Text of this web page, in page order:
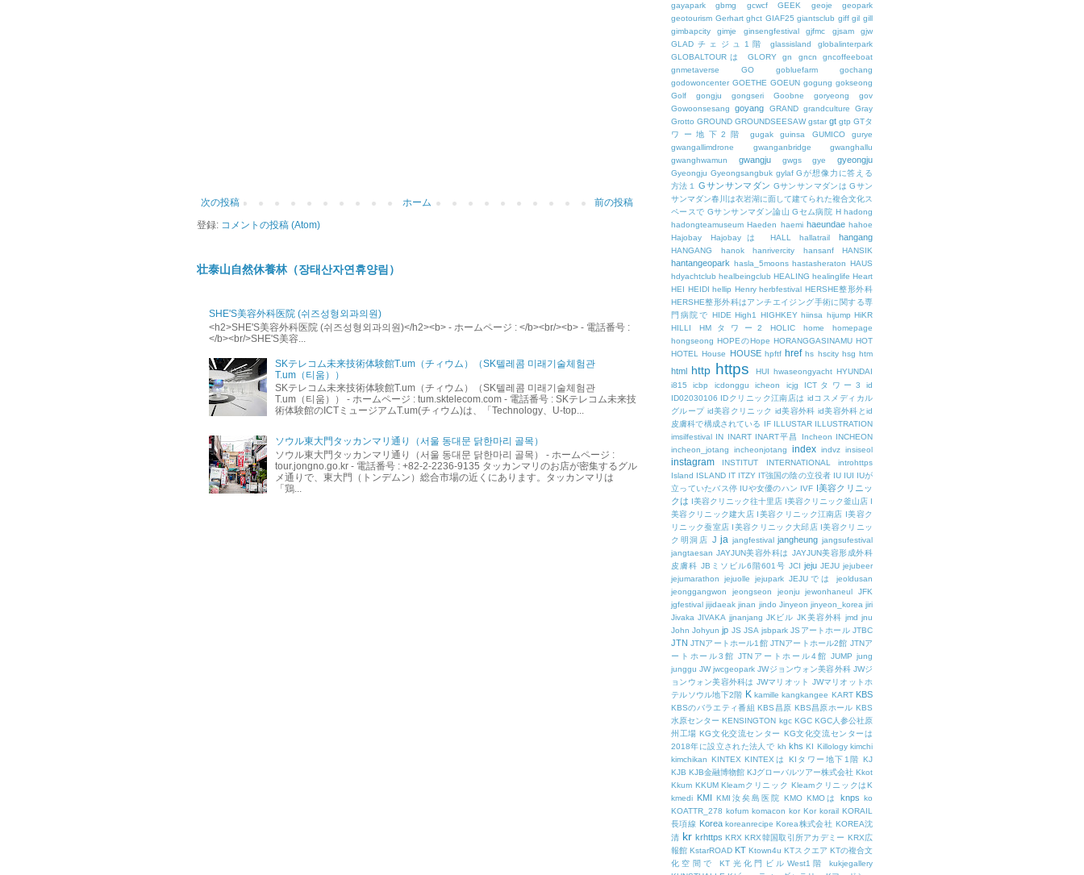
次の投稿 前の投稿
ホーム
登録: コメントの投稿 (Atom)
壮泰山自然休養林（장태산자연휴양림）
SHE'S美容外科医院 (쉬즈성형외과의원)
<h2>SHE'S美容外科医院 (쉬즈성형외과의원)</h2><b> - ホームページ : </b><br/><b> - 電話番号 :
</b><br/>SHE'S美容...
SKテレコム未来技術体験館T.um（チィウム）（SK텔레콤 미래기술체험관
T.um（티움））
SKテレコム未来技術体験館T.um（チィウム）（SK텔레콤 미래기술체험관
T.um（티움）） - ホームページ : tum.sktelecom.com - 電話番号 : SKテレコム未来技
術体験館のICTミュージアムT.um(チィウム)は、「Technology、U-top...
ソウル東大門タッカンマリ通り（서울 동대문 닭한마리 골목）
ソウル東大門タッカンマリ通り（서울 동대문 닭한마리 골목） - ホームページ :
tour.jongno.go.kr - 電話番号 : +82-2-2236-9135 タッカンマリのお店が密集するグル
メ通りで、東大門（トンデムン）総合市場の近くにあります。タッカンマリは
「鶏...
gayapark
gbmg gcwcf GEEK geoje
geopark
geotourism Gerhart ghct GIAF25 giantsclub giff gil gill
gimbapcity
gimje ginsengfestival gjfmc gjsam
gjw
GLADチェジュ1階
glassisland
globalinterpark
GLOBALTOURは
GLORY gn gncn
gncoffeeboat
gnmetaverse
GO gobluefarm
gochang
godowoncenter GOETHE GOEUN gogung gokseong
Golf
gongju gongseri Goobne goryeong
gov
Gowoonsesang
goyang GRAND grandculture
Gray
Grotto GROUND GROUNDSEESAW gstar gt gtp GTタ
ワー地下2階
gugak guinsa GUMICO
gurye
gwangallimdrone
gwanganbridge
gwanghallu
gwanghwamun
gwangju gwgs gye gyeongju
Gyeongju Gyeongsangbuk gylaf Gが想像力に答える
方法１
Gサンサンマダン Gサンサンマダンは Gサン
サンマダン春川は衣岩湖に面して建てられた複合文化ス
ペースで Gサンサンマダン論山 Gセム病院 H hadong
hadongteamuseum Haeden haemi haeundae hahoe
Hajobay
Hajobayは HALL hallatrail hangang
HANGANG hanok hanrivercity hansanf HANSIK
hantangeopark hasla_5moons hastasheraton HAUS
hdyachtclub healbeingclub HEALING healinglife Heart
HEI HEIDI hellip Henry herbfestival HERSHE整形外科
HERSHE整形外科はアンチエイジング手術に関する専
門病院で HIDE High1 HIGHKEY hiinsa hijump HiKR
HILLI
HMタワー2 HOLIC home
homepage
hongseong HOPEのHope HORANGGASINAMU HOT
HOTEL
House HOUSE hpftf href hs hscity hsg htm
html http https HUI hwaseongyacht HYUNDAI
i815
icbp icdonggu icheon icjg ICTタワー3
id
ID02030106 IDクリニック江南店は idコスメディカル
グループ id美容クリニック id美容外科 id美容外科とid
皮膚科で構成されている IF ILLUSTAR ILLUSTRATION
imsilfestival IN INART INART平昌 Incheon INCHEON
incheon_jotang
incheonjotang index indvz insiseol
instagram INSTITUT INTERNATIONAL
introhttps
Island ISLAND IT ITZY IT強国の陰の立役者 IU IUI IUが
立っていたバス停 IUや女優のハン IVF I美容クリニッ
クは I美容クリニック往十里店 I美容クリニック釜山店 I
美容クリニック建大店 I美容クリニック江南店 I美容ク
リニック蚕室店 I美容クリニック大邱店 I美容クリニッ
ク明洞店 J ja jangfestival jangheung jangsufestival
jangtaesan JAYJUN美容外科は JAYJUN美容形成外科
皮膚科 JBミソビル6階601号 JCI jeju JEJU jejubeer
jejumarathon
jejuolle jejupark JEJUでは
jeoldusan
jeonggangwon
jeongseon jeonju jewonhaneul
JFK
jgfestival jijidaeak jinan jindo Jinyeon jinyeon_korea jiri
Jivaka JIVAKA jjnanjang JKビル JK美容外科 jmd jnu
John Johyun jp JS JSA jsbpark JSアートホール JTBC
JTN JTNアートホール1館 JTNアートホール2館 JTNア
ートホール3館 JTNアートホール4館 JUMP jung
junggu JW jwcgeopark JWジョンウォン美容外科 JWジ
ョンウォン美容外科は JWマリオット JWマリオットホ
テルソウル地下2階 K kamille kangkangee KART KBS
KBSのバラエティ番組 KBS昌原 KBS昌原ホール KBS
水原センター KENSINGTON kgc KGC KGC人参公社原
州工場 KG文化交流センター KG文化交流センターは
2018年に設立された法人で kh khs KI Killology kimchi
kimchikan KINTEX KINTEXは KIタワー地下1階 KJ
KJB KJB金融博物館 KJグローバルツアー株式会社 Kkot
Kkum KKUM Kleamクリニック KleamクリニックはK
kmedi KMI KMI汝矣島医院 KMO KMOは knps ko
KOATTR_278 kofum komacon kor Kor korail KORAIL
長項線 Korea koreanrecipe Korea株式会社 KOREA沈
清 kr krhttps KRX KRX韓国取引所アカデミー KRX広
報館 KstarROAD KT Ktown4u KTスクエア KTの複合文
化空間で
KT光化門ビルWest1階
kukjegallery